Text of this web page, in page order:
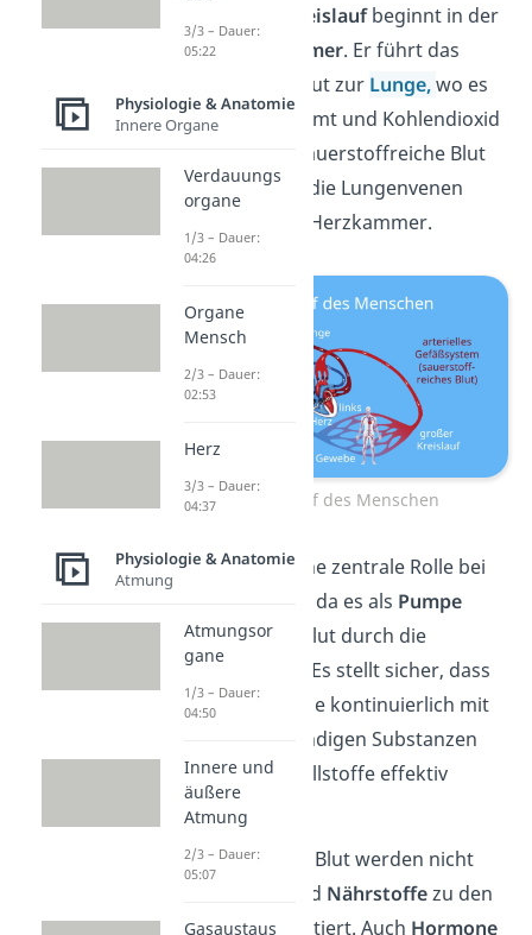
kleine Blutkreislaufbeginnt in der
rechten Herzkammer. Er führt das
sauerstoffarme Blut zur Lunge,wo es
Sauerstoff aufnimmt und Kohlendioxid
abgibt. Das nun sauerstoffreiche Blut
fließt dann durch die Lungenvenen
zurück zur linken Herzkammer.
Blutkreislauf des Menschen
DasHerzspielt eine zentrale Rolle bei
diesen Prozessen, da es als Pumpe
fungiert, die das Blut durch die
Blutgefäße treibt. Es stellt sicher, dass
alle Körperbereiche kontinuierlich mit
den lebensnotwendigen Substanzen
versorgt und Abfallstoffe effektiv
entfernt werden.
Gut zu wissen:
Im Blut werden nicht
und Nährstoffezu den
Organen transportiert. Auch Hormone
3/3 – Dauer:
05:22
Physiologie & Anatomie
Innere Organe
Verdauungs
organe
1/3 – Dauer:
04:26
Organe
Mensch
2/3 – Dauer:
02:53
Herz
3/3 – Dauer:
04:37
Physiologie & Anatomie
Atmung
Atmungsor
gane
1/3 – Dauer:
04:50
Innere und
äußere
Atmung
2/3 – Dauer:
05:07
Gasaustaus